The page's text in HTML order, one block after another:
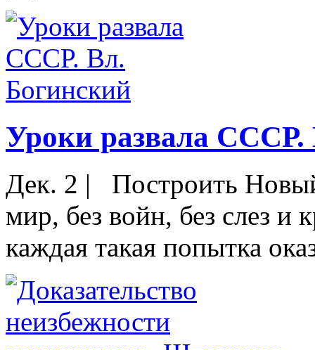
Уроки развала СССР.
Дек. 2 |
Построить
мир, без войн, без слез
каждая такая попытка